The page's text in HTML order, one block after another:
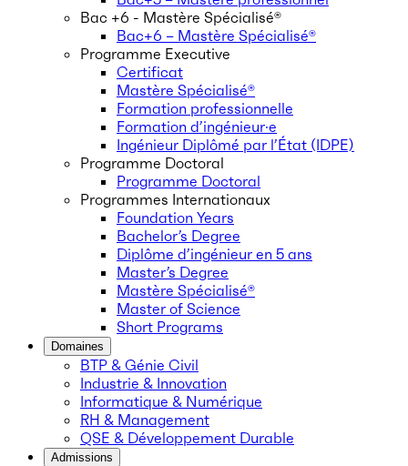
Bac +6 - Mastère Spécialisé®
Bac+6 – Mastère Spécialisé®
Programme Executive
Certificat
Mastère Spécialisé®
Formation professionnelle
Formation d’ingénieur·e
Ingénieur Diplômé par l’État (IDPE)
Programme Doctoral
Programme Doctoral
Programmes Internationaux
Foundation Years
Bachelor’s Degree
Diplôme d’ingénieur en 5 ans
Master’s Degree
Mastère Spécialisé®
Master of Science
Short Programs
Domaines
BTP & Génie Civil
Industrie & Innovation
Informatique & Numérique
RH & Management
QSE & Développement Durable
Admissions